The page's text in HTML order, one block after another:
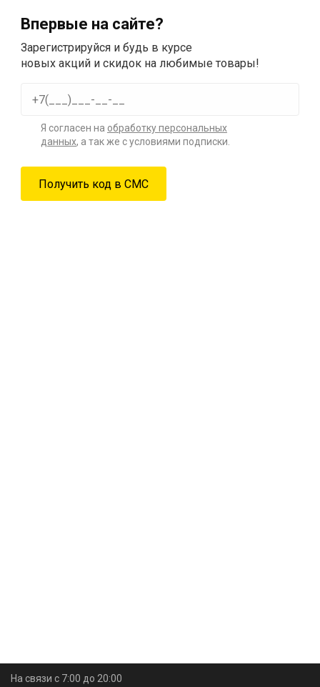
Впервые на сайте?
Зарегистрируйся и будь в курсе
новых акций и скидок на любимые товары!
Я согласен на обработку персональных
данных, а так же с условиями подписки.
На связи с 7:00 до 20:00